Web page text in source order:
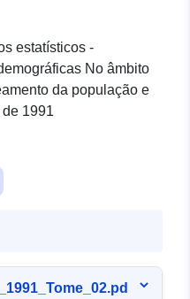
estatísticos -
No âmbito
da população e
1991